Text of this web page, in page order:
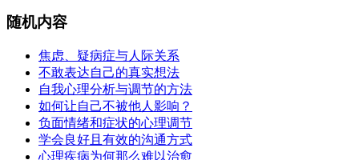
随机内容
焦虑、疑病症与人际关系
不敢表达自己的真实想法
自我心理分析与调节的方法
如何让自己不被他人影响？
负面情绪和症状的心理调节
学会良好且有效的沟通方式
心理疾病为何那么难以治愈